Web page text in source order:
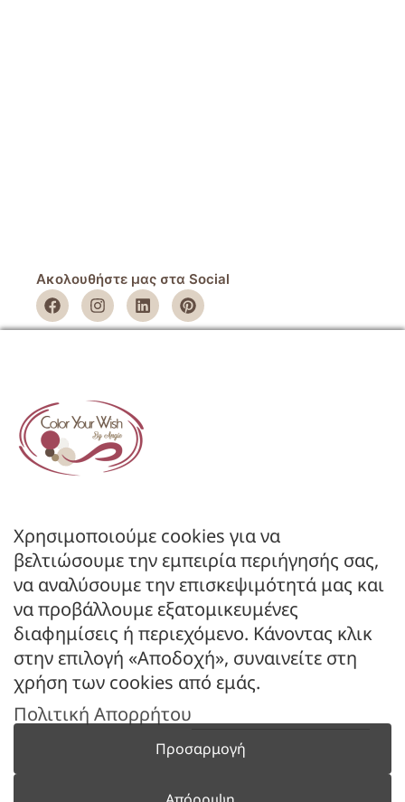
Ακολουθήστε μας στα Social
Πολιτική Απορρήτου
Πολιτική Επιστροφών
ΚΑΤΑΣΤΗΜΑ
Εγγραφή Χονδρικής
Μέθοδοι Πληρωμής
Μέθοδοι Αποστολής
ΕΠΙΚΟΙΝΩΝΙΑ
Φόρμα Επικοινωνίας
Νέα Σάντα, Κιλκίς, 61100
Χρησιμοποιούμε cookies για να
βελτιώσουμε την εμπειρία περιήγησής σας,
να αναλύσουμε την επισκεψιμότητά μας και
να προβάλλουμε εξατομικευμένες
διαφημίσεις ή περιεχόμενο. Κάνοντας κλικ
στην επιλογή «Αποδοχή», συναινείτε στη
χρήση των cookies από εμάς.
Πολιτική Απορρήτου
Προσαρμογή